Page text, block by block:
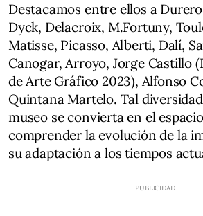
Destacamos entre ellos a
Dyck, Delacroix, M.Fortuny,
Matisse, Picasso, Alberti, Dalí,
Canogar, Arroyo, Jorge Castillo
de Arte Gráfico 2023), Alfonso
Quintana Martelo. Tal
museo se convierta en el
comprender la evolución de la
su adaptación a los tiempos